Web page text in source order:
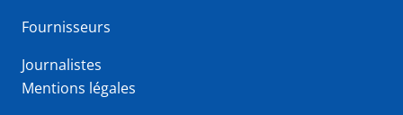
Fournisseurs
Journalistes
Mentions légales